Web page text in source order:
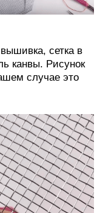
сетка в
канвы. Рисунок
случае это